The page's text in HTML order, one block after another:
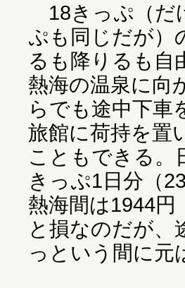
18きっぷ（だ
ぷも同じだが）
るも降りるも自
熱海の温泉に向
らでも途中下車
旅館に荷持を置
こともできる。
きっぷ1日分（
熱海間は1944
と損なのだが、
っという間に元